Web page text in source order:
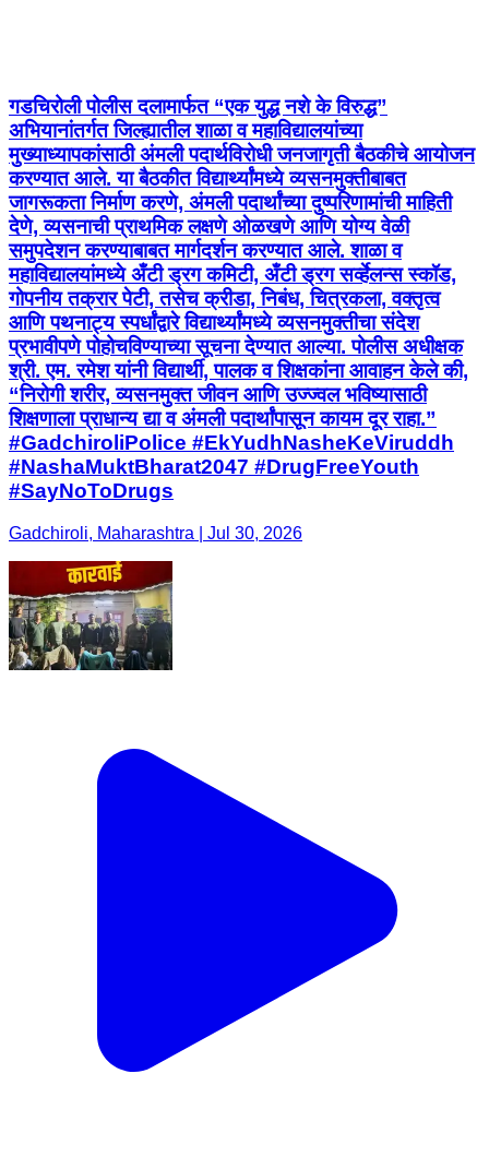
गडचिरोली पोलीस दलामार्फत “एक युद्ध नशे के विरुद्ध”
अभियानांतर्गत जिल्ह्यातील शाळा व महाविद्यालयांच्या
मुख्याध्यापकांसाठी अंमली पदार्थविरोधी जनजागृती बैठकीचे आयोजन
करण्यात आले. या बैठकीत विद्यार्थ्यांमध्ये व्यसनमुक्तीबाबत
जागरूकता निर्माण करणे, अंमली पदार्थांच्या दुष्परिणामांची माहिती
देणे, व्यसनाची प्राथमिक लक्षणे ओळखणे आणि योग्य वेळी
समुपदेशन करण्याबाबत मार्गदर्शन करण्यात आले. शाळा व
महाविद्यालयांमध्ये अँटी ड्रग कमिटी, अँटी ड्रग सर्व्हेलन्स स्कॉड,
गोपनीय तक्रार पेटी, तसेच क्रीडा, निबंध, चित्रकला, वक्तृत्व
आणि पथनाट्य स्पर्धांद्वारे विद्यार्थ्यांमध्ये व्यसनमुक्तीचा संदेश
प्रभावीपणे पोहोचविण्याच्या सूचना देण्यात आल्या. पोलीस अधीक्षक
श्री. एम. रमेश यांनी विद्यार्थी, पालक व शिक्षकांना आवाहन केले की,
“निरोगी शरीर, व्यसनमुक्त जीवन आणि उज्ज्वल भविष्यासाठी
शिक्षणाला प्राधान्य द्या व अंमली पदार्थांपासून कायम दूर राहा.”
#GadchiroliPolice #EkYudhNasheKeViruddh
#NashaMuktBharat2047 #DrugFreeYouth
#SayNoToDrugs
Gadchiroli, Maharashtra | Jul 30, 2026